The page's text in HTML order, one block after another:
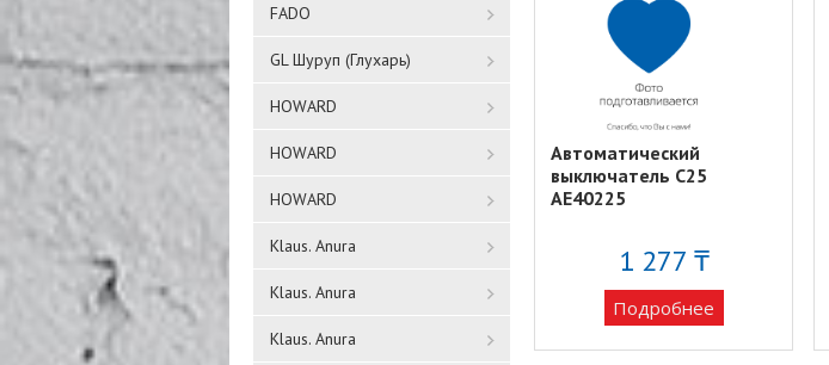
FADO
GL Шуруп (Глухарь)
HOWARD
HOWARD
HOWARD
Klaus. Anura
Klaus. Anura
Klaus. Anura
Автоматический
выключатель C25
AE40225
1 277 ₸
Подробнее